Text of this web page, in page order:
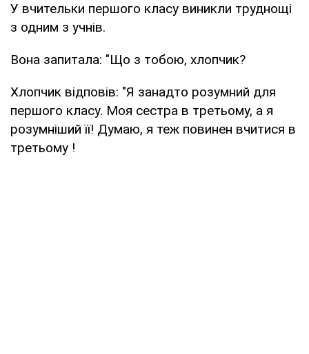
У вчительки першого класу виникли труднощі
з одним з учнів.
Вона запитала: "Що з тобою, хлопчик?
Хлопчик відповів: "Я занадто розумний для
першого класу. Моя сестра в третьому, а я
розумніший її! Думаю, я теж повинен вчитися в
третьому !